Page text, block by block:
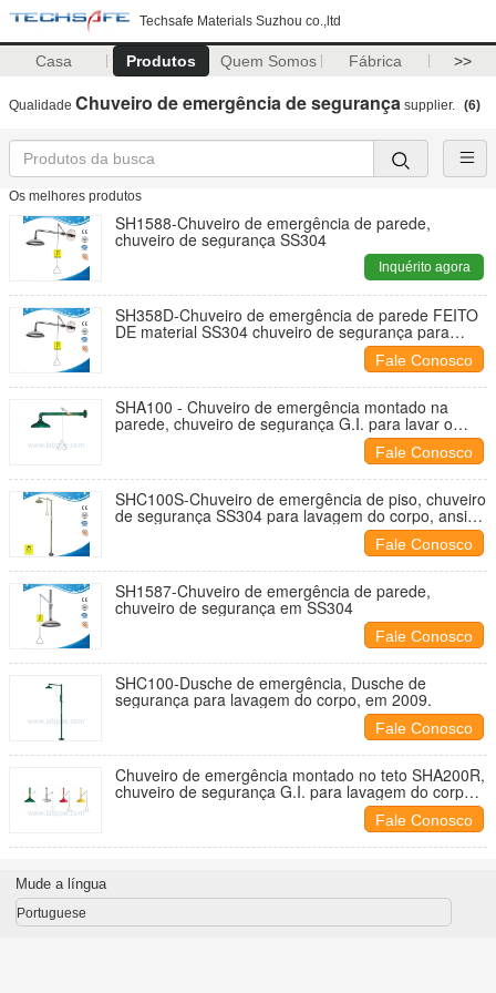
Techsafe Materials Suzhou co.,ltd
Casa Produtos Quem Somos Fábrica >>
Qualidade Chuveiro de emergência de segurança supplier. (6)
Os melhores produtos
SH1588-Chuveiro de emergência de parede,
chuveiro de segurança SS304
Inquérito agora
SH358D-Chuveiro de emergência de parede FEITO
DE material SS304 chuveiro de segurança para
Fale Conosco
SHA100 - Chuveiro de emergência montado na
parede, chuveiro de segurança G.I. para lavar o
Fale Conosco
SHC100S-Chuveiro de emergência de piso, chuveiro
de segurança SS304 para lavagem do corpo, ansi
Fale Conosco
SH1587-Chuveiro de emergência de parede,
chuveiro de segurança em SS304
Fale Conosco
SHC100-Dusche de emergência, Dusche de
segurança para lavagem do corpo, em 2009.
Fale Conosco
Chuveiro de emergência montado no teto SHA200R,
chuveiro de segurança G.I. para lavagem do corpo,
Fale Conosco
Mude a língua
Portuguese